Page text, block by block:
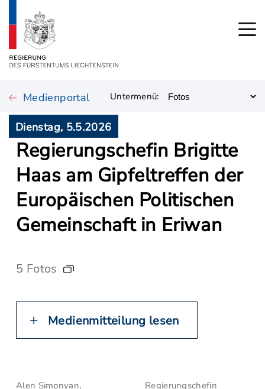
Medienportal Untermenü:
Dienstag, 5.5.2026
Regierungschefin Brigitte
Haas am Gipfeltreffen der
Europäischen Politischen
Gemeinschaft in Eriwan
5 Fotos
Medienmitteilung lesen
Alen Simonyan,
Regierungschefin